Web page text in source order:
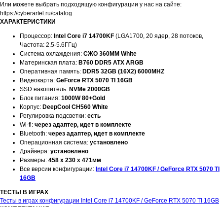
Или можете выбрать подходящую конфигурации у нас на сайте:
https://cyberartel.ru/catalog
ХАРАКТЕРИСТИКИ
Процессор: Intel Core i7 14700KF (LGA1700, 20 ядер, 28 потоков,
Частота: 2.5-5.6ГГц)
Система охлаждения: СЖО 360MM White
Материнская плата: B760 DDR5 ATX ARGB
Оперативная память: DDR5 32GB (16X2) 6000MHZ
Видеокарта: GeForce RTX 5070 TI 16GB
SSD накопитель: NVMe 2000GB
Блок питания: 1000W 80+Gold
Корпус: DeepCool CH560 White
Регулировка подсветки: есть
Wi-fi: через адаптер, идет в комплекте
Bluetooth: через адаптер, идет в комплекте
Операционная система: установлено
Драйвера: установлено
Размеры: 458 x 230 x 471мм
Все версии конфигурации: Intel Core i7 14700KF / GeForce RTX 5070 TI
16GB
ТЕСТЫ В ИГРАХ
Тесты в играх конфигурации Intel Core i7 14700KF / GeForce RTX 5070 TI 16GB